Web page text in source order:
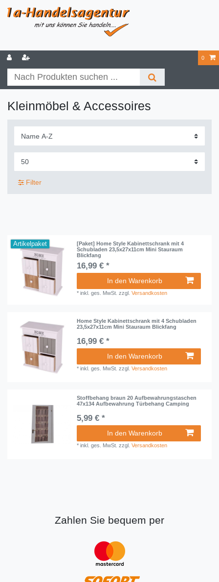
0
Kleinmöbel & Accessoires
Filter
Artikelpaket
[Paket] Home Style Kabinettschrank mit 4
Schubladen 23,5x27x11cm Mini Stauraum
Blickfang
16,99 € *
In den Warenkorb
*inkl. ges. MwSt. zzgl.Versandkosten
Home Style Kabinettschrank mit 4 Schubladen
23,5x27x11cm Mini Stauraum Blickfang
16,99 € *
In den Warenkorb
*inkl. ges. MwSt. zzgl.Versandkosten
Stoffbehang braun 20 Aufbewahrungstaschen
47x134 Aufbewahrung Türbehang Camping
5,99 € *
In den Warenkorb
*inkl. ges. MwSt. zzgl.Versandkosten
Zahlen Sie bequem per